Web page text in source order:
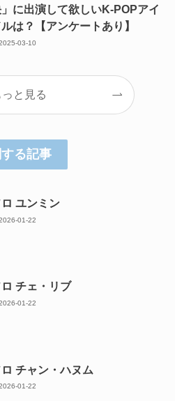
に出演して欲しいK-POPアイ
ルは？【アンケートあり】
03-10
っと見る
る記事
ロ ユンミン
01-22
ロ チェ・リブ
01-22
ロ チャン・ハヌム
01-22